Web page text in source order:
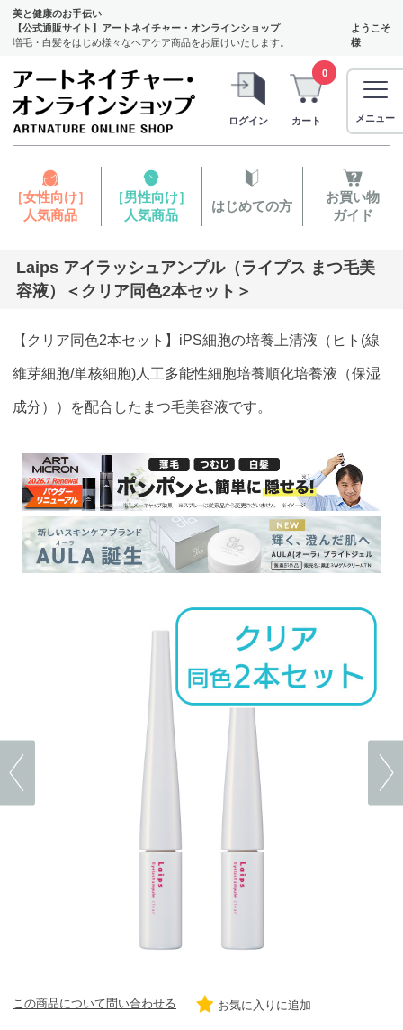
美と健康のお手伝い
【公式通販サイト】アートネイチャー・オンラインショップ
増毛・白髪をはじめ様々なヘアケア商品をお届けいたします。
ようこそ
様
ログイン
0
カート メニュー
［女性向け］
人気商品
［男性向け］
人気商品
はじめての方
お買い物
ガイド
Laips アイラッシュアンプル（ライプス まつ毛美
容液）＜クリア同色2本セット＞
【クリア同色2本セット】iPS細胞の培養上清液（ヒト(線
維芽細胞/単核細胞)人工多能性細胞培養順化培養液（保湿
成分））を配合したまつ毛美容液です。
この商品について問い合わせる お気に入りに追加